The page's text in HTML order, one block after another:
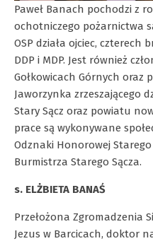
Paweł Banach pochodzi z
ochotniczego pożarnictwa
OSP działa ojciec, czterech
DDP i MDP. Jest również
Gołkowicach Górnych oraz
Jaworzynka zrzeszającego
Stary Sącz oraz powiatu
prace są wykonywane
Odznaki Honorowej Starego
Burmistrza Starego Sącza.
s. ELŻBIETA BANAŚ
Przełożona Zgromadzenia
Jezus w Barcicach, doktor